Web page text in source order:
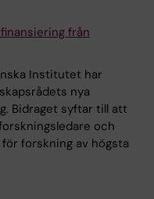
från
Institutet har
nya
Bidraget syftar till att
och
forskning av högsta